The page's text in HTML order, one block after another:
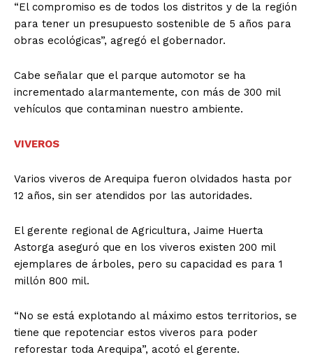
“El compromiso es de todos los distritos y de la región
para tener un presupuesto sostenible de 5 años para
obras ecológicas”, agregó el gobernador.
Cabe señalar que el parque automotor se ha
incrementado alarmantemente, con más de 300 mil
vehículos que contaminan nuestro ambiente.
VIVEROS
Varios viveros de Arequipa fueron olvidados hasta por
12 años, sin ser atendidos por las autoridades.
El gerente regional de Agricultura, Jaime Huerta
Astorga aseguró que en los viveros existen 200 mil
ejemplares de árboles, pero su capacidad es para 1
millón 800 mil.
“No se está explotando al máximo estos territorios, se
tiene que repotenciar estos viveros para poder
reforestar toda Arequipa”, acotó el gerente.